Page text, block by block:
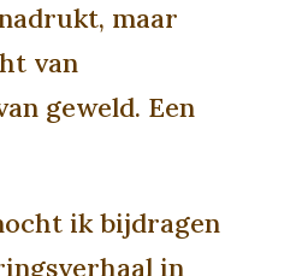
maar
van
geweld. Een
ik bijdragen
in